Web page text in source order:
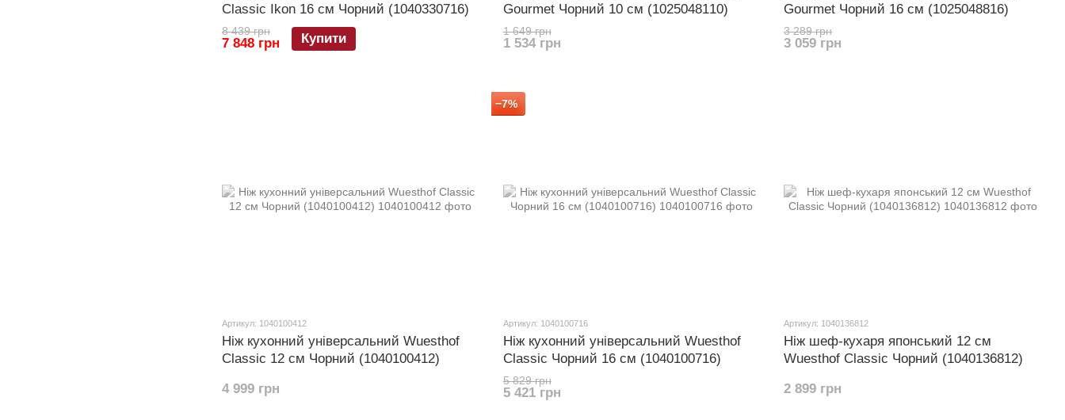
Classic Ikon 16 см Чорний (1040330716)
8 439 грн
7 848 грн Купити
Gourmet Чорний 10 см (1025048110)
1 649 грн
1 534 грн
Gourmet Чорний 16 см (1025048816)
3 289 грн
3 059 грн
Артикул: 1040100412
Ніж кухонний універсальний Wuesthof
Classic 12 см Чорний (1040100412)
4 999 грн
−7%
Артикул: 1040100716
Ніж кухонний універсальний Wuesthof
Classic Чорний 16 см (1040100716)
5 829 грн
5 421 грн
Артикул: 1040136812
Ніж шеф-кухаря японський 12 см
Wuesthof Classic Чорний (1040136812)
2 899 грн